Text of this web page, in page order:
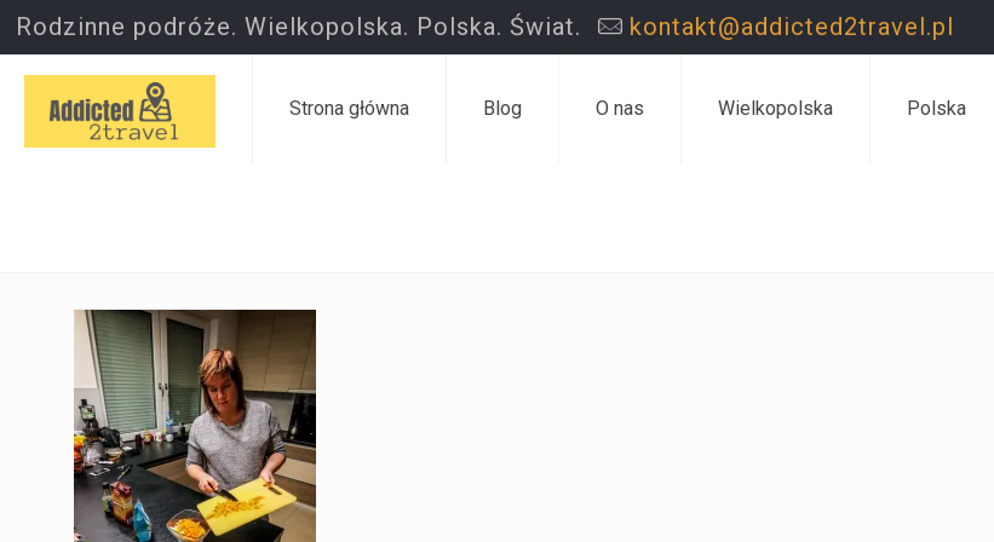
Rodzinne podróże. Wielkopolska. Polska. Świat. kontakt@addicted2travel.pl
Strona główna Blog O nas Wielkopolska Polska